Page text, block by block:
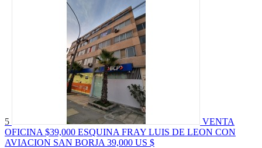
5
VENTA
OFICINA $39,000 ESQUINA FRAY LUIS DE LEON CON
AVIACION SAN BORJA 39,000 US $